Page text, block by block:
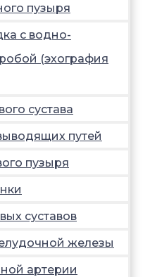
пузыря
с водно-
(эхография
сустава
путей
пузыря
суставов
железы
артерии